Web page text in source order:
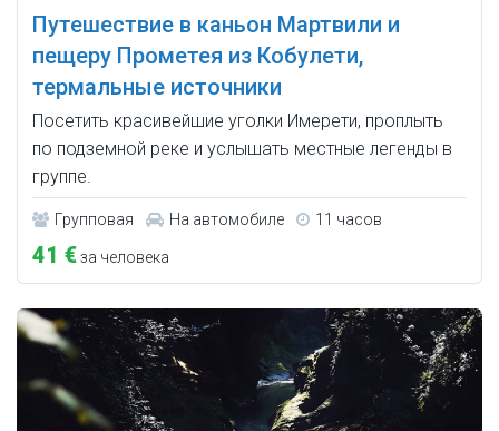
Путешествие в каньон Мартвили и
пещеру Прометея из Кобулети,
термальные источники
Посетить красивейшие уголки Имерети, проплыть
по подземной реке и услышать местные легенды в
группе.
Групповая На автомобиле 11 часов
41 €за человека